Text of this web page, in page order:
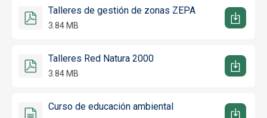
Talleres de gestión de zonas ZEPA
3.84 MB
Talleres Red Natura 2000
3.84 MB
Curso de educación ambiental